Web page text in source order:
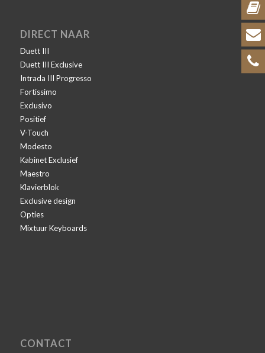
DIRECT NAAR
Duett III
Duett III Exclusive
Intrada III Progresso
Fortissimo
Exclusivo
Positief
V-Touch
Modesto
Kabinet Exclusief
Maestro
Klavierblok
Exclusive design
Opties
Mixtuur Keyboards
CONTACT